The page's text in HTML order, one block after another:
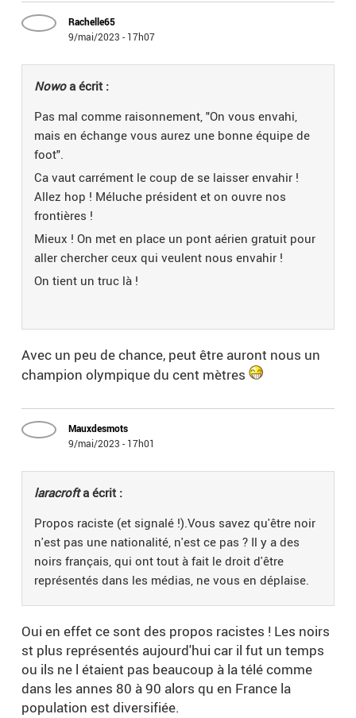
Rachelle65
9/mai/2023 - 17h07
Nowoa écrit :
Pas mal comme raisonnement, "On vous envahi,
mais en échange vous aurez une bonne équipe de
foot".
Ca vaut carrément le coup de se laisser envahir !
Allez hop ! Méluche président et on ouvre nos
frontières !
Mieux ! On met en place un pont aérien gratuit pour
aller chercher ceux qui veulent nous envahir !
On tient un truc là !
Avec un peu de chance, peut être auront nous un
champion olympique du cent mètres
Mauxdesmots
9/mai/2023 - 17h01
laracrofta écrit :
Propos raciste (et signalé !).Vous savez qu'être noir
n'est pas une nationalité, n'est ce pas ? Il y a des
noirs français, qui ont tout à fait le droit d'être
représentés dans les médias, ne vous en déplaise.
Oui en effet ce sont des propos racistes ! Les noirs
st plus représentés aujourd'hui car il fut un temps
ou ils ne l étaient pas beaucoup à la télé comme
dans les annes 80 à 90 alors qu en France la
population est diversifiée.